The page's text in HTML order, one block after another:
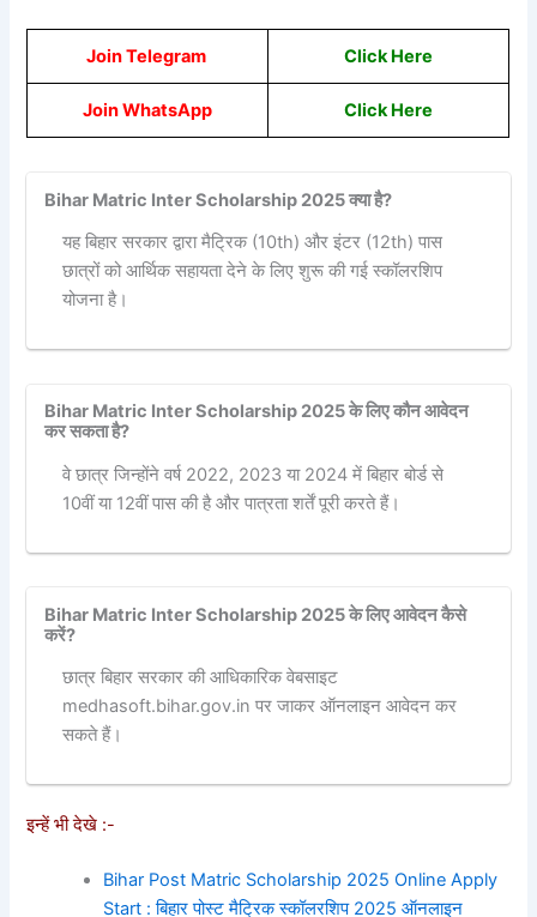
Join Telegram Click Here
Join WhatsApp Click Here
Bihar Matric Inter Scholarship 2025 क्या है?
यह बिहार सरकार द्वारा मैट्रिक (10th) और इंटर (12th) पास
छात्रों को आर्थिक सहायता देने के लिए शुरू की गई स्कॉलरशिप
योजना है।
Bihar Matric Inter Scholarship 2025 के लिए कौन आवेदन
कर सकता है?
वे छात्र जिन्होंने वर्ष 2022, 2023 या 2024 में बिहार बोर्ड से
10वीं या 12वीं पास की है और पात्रता शर्तें पूरी करते हैं।
Bihar Matric Inter Scholarship 2025 के लिए आवेदन कैसे
करें?
छात्र बिहार सरकार की आधिकारिक वेबसाइट
medhasoft.bihar.gov.in पर जाकर ऑनलाइन आवेदन कर
सकते हैं।
इन्हें भी देखे :-
Bihar Post Matric Scholarship 2025 Online Apply
Start : बिहार पोस्ट मैट्रिक स्कॉलरशिप 2025 ऑनलाइन